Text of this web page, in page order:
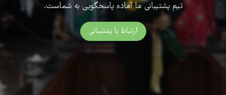
تیم پشتیبانی ما آماده پاسخگویی به شماست.
ارتباط با پشتیبانی